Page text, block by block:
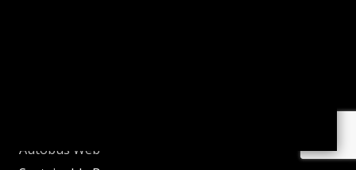
Autobus Web